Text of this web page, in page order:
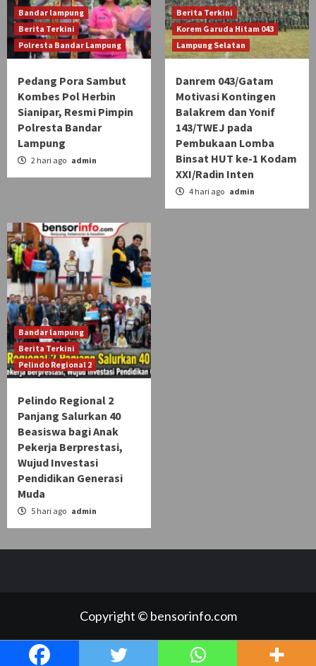
Bandar lampung
Berita Terkini
Polresta Bandar Lampung
Pedang Pora Sambut
Kombes Pol Herbin
Sianipar, Resmi Pimpin
Polresta Bandar
Lampung
2 hari ago admin
Berita Terkini
Korem Garuda Hitam 043
Lampung Selatan
Danrem 043/Gatam
Motivasi Kontingen
Balakrem dan Yonif
143/TWEJ pada
Pembukaan Lomba
Binsat HUT ke-1 Kodam
XXI/Radin Inten
4 hari ago admin
Bandar lampung
Berita Terkini
Pelindo Regional 2
Pelindo Regional 2
Panjang Salurkan 40
Beasiswa bagi Anak
Pekerja Berprestasi,
Wujud Investasi
Pendidikan Generasi
Muda
5 hari ago admin
Copyright © bensorinfo.com